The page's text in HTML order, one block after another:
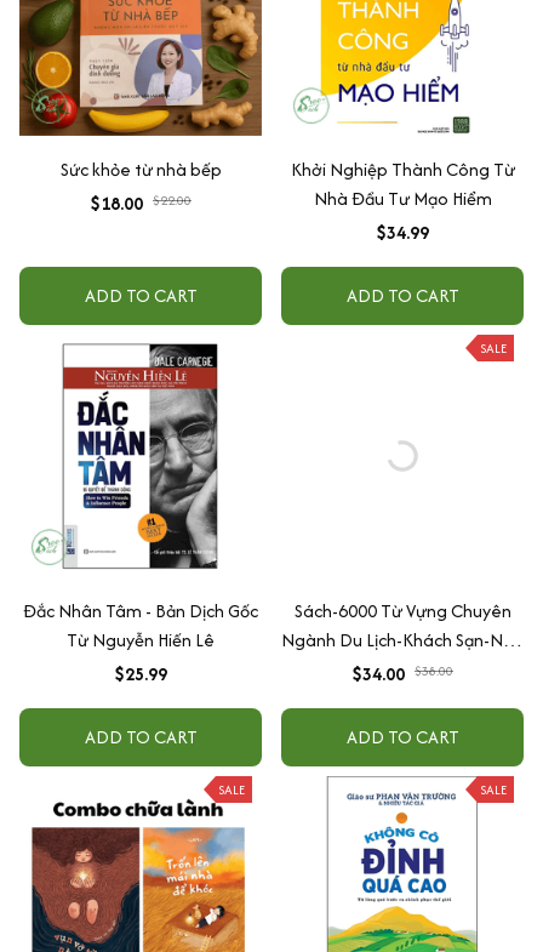
Sức khỏe từ nhà bếp
$18.00 $22.00
ADD TO CART
Khởi Nghiệp Thành Công Từ
Nhà Đầu Tư Mạo Hiểm
$34.99
ADD TO CART
Đắc Nhân Tâm - Bản Dịch Gốc
Từ Nguyễn Hiến Lê
$25.99
ADD TO CART
SALE
Sách-6000 Từ Vựng Chuyên
Ngành Du Lịch-Khách Sạn-Nhà
Hàng
$34.00 $38.00
ADD TO CART
SALE SALE